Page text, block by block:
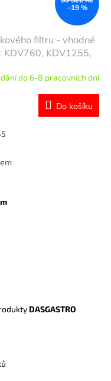
–19 %
filtru - vhodné
KDV1255,
do 6-8 pracovních dní
Do košíku
DASGASTRO